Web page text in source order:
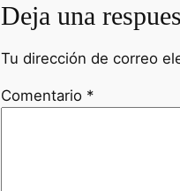
Deja una
Tu dirección de correo
Comentario *